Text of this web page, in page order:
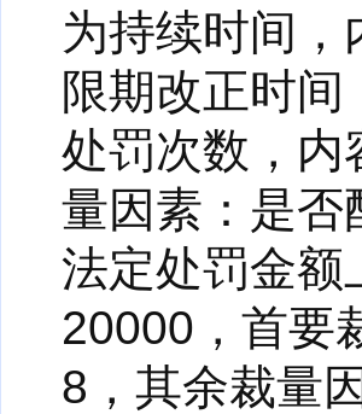
为持续时间
限期改正时
处罚次数，内
量因素：是否
法定处罚金额
20000，首要
8，其余裁量